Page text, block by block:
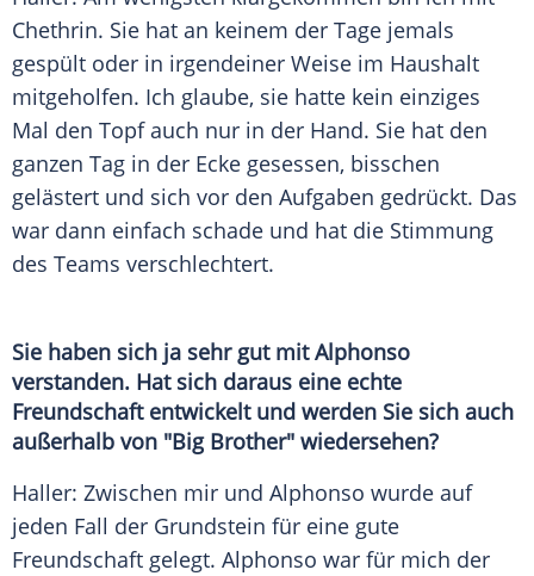
Chethrin. Sie hat an keinem der Tage jemals
gespült oder in irgendeiner Weise im Haushalt
mitgeholfen. Ich glaube, sie hatte kein einziges
Mal den Topf auch nur in der Hand. Sie hat den
ganzen Tag in der Ecke gesessen, bisschen
gelästert und sich vor den Aufgaben gedrückt. Das
war dann einfach schade und hat die Stimmung
des Teams verschlechtert.
Sie haben sich ja sehr gut mit Alphonso
verstanden. Hat sich daraus eine echte
Freundschaft entwickelt und werden Sie sich auch
außerhalb von "Big Brother" wiedersehen?
Haller: Zwischen mir und Alphonso wurde auf
jeden Fall der Grundstein für eine gute
Freundschaft gelegt. Alphonso war für mich der